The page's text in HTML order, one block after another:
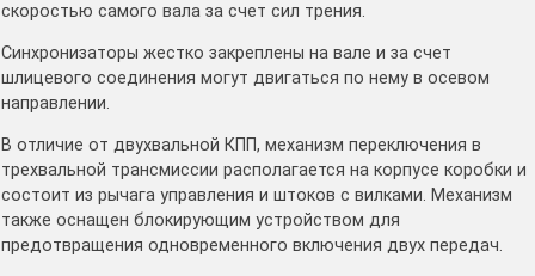
скоростью самого вала за счет сил трения.
Синхронизаторы жестко закреплены на вале и за счет
шлицевого соединения могут двигаться по нему в осевом
направлении.
В отличие от двухвальной КПП, механизм переключения в
трехвальной трансмиссии располагается на корпусе коробки и
состоит из рычага управления и штоков с вилками. Механизм
также оснащен блокирующим устройством для
предотвращения одновременного включения двух передач.